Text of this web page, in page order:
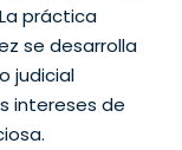
práctica
se desarrolla
judicial
intereses de